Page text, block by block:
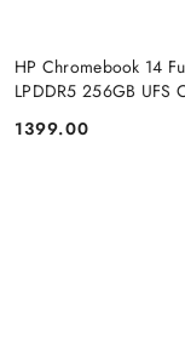
HP Chromebook 14
LPDDR5 256GB UFS
Cena:
1399.00